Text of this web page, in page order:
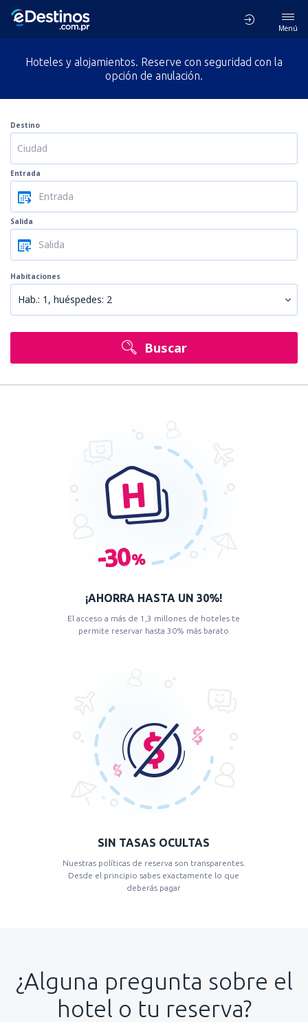
Menú
Hoteles y alojamientos. Reserve con seguridad con la
opción de anulación.
Destino
Entrada
Salida
Habitaciones
Hab.: 1, huéspedes: 2
Buscar
¡AHORRA HASTA UN 30%!
El acceso a más de 1,3 millones de hoteles te
permite reservar hasta 30% más barato
SIN TASAS OCULTAS
Nuestras políticas de reserva son transparentes.
Desde el principio sabes exactamente lo que
deberás pagar
¿Alguna pregunta sobre el
hotel o tu reserva?